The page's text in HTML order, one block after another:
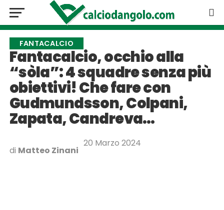
FANTACALCIO
Fantacalcio, occhio alla
“sòla”: 4 squadre senza più
obiettivi! Che fare con
Gudmundsson, Colpani,
Zapata, Candreva…
di Matteo Zinani
20 Marzo 2024